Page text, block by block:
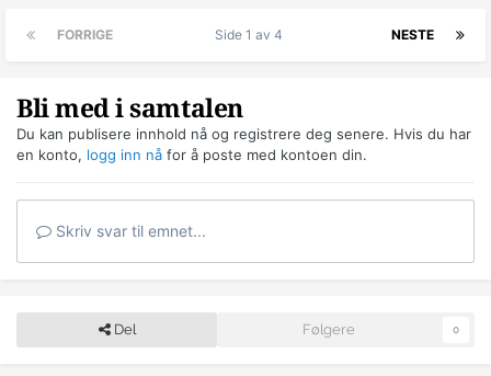
FORRIGE NESTE
Side 1 av 4
Bli med i samtalen
Du kan publisere innhold nå og registrere deg senere. Hvis du har
en konto, logg inn nå for å poste med kontoen din.
Skriv svar til emnet...
Del Følgere 0